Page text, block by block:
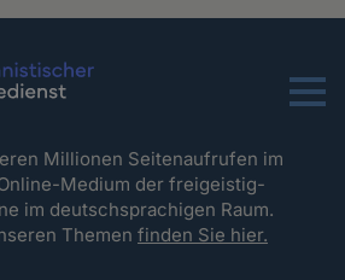
Menu
Millionen Seitenaufrufen im
Medium der freigeistig-
im deutschsprachigen Raum.
Themenfinden Sie hier.